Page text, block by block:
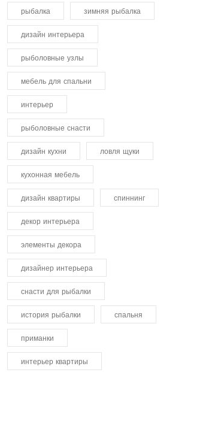
рыбалка зимняя рыбалка
дизайн интерьера
рыболовные узлы
мебель для спальни
интерьер
рыболовные снасти
дизайн кухни ловля щуки
кухонная мебель
дизайн квартиры спиннинг
декор интерьера
элементы декора
дизайнер интерьера
снасти для рыбалки
история рыбалки спальня
приманки
интерьер квартиры